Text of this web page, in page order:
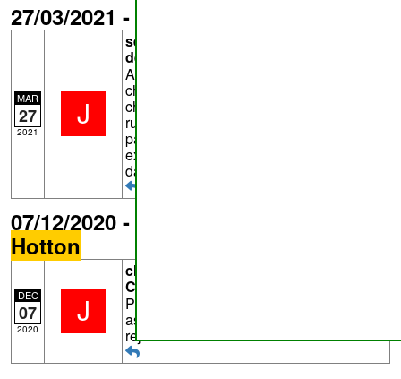
27/03/2021 - sentier n°
MAR
27
2021 J
sentier n°
de
Après le point c et jusqu'au bout du
chemin i15, il y a plusieurs portions du
chemin qui sont soit envahis par un
ruisseau, soit inondés. Pour les
passages inondés, un contournement
existe. dans le premier cas, il faut passer
dans le ruisseau
07/12/2020 - chemin n°
Hotton
DEC
07
2020 J
chemin n°
Commentaire de
Peu avant le point E, un petit chemin
asphalté part sur la gauche et permet de
rejoindre la rue de la Ferme